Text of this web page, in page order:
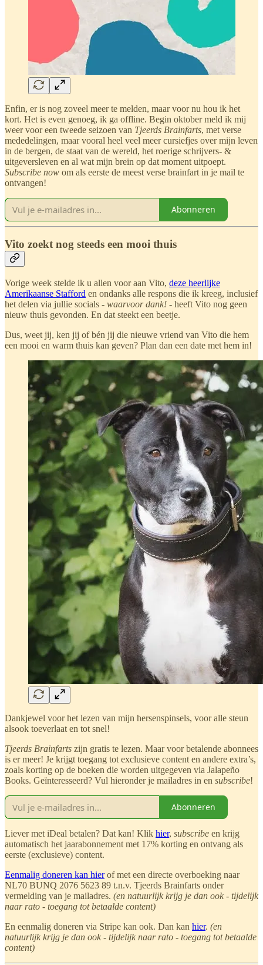
Enfin, er is nog zoveel meer te melden, maar voor nu hou ik het
kort. Het is even genoeg, ik ga offline. Begin oktober meld ik mij
weer voor een tweede seizoen van Tjeerds Brainfarts, met verse
mededelingen, maar vooral heel veel meer cursiefjes over mijn leven
in de bergen, de staat van de wereld, het roerige schrijvers- &
uitgeversleven en al wat mijn brein op dat moment uitpoept.
Subscribe now om als eerste de meest verse brainfart in je mail te
ontvangen!
Abonneren
Vito zoekt nog steeds een mooi thuis
Vorige week stelde ik u allen voor aan Vito, deze heerlijke
Amerikaanse Stafford en ondanks alle respons die ik kreeg, inclusief
het delen via jullie socials - waarvoor dank! - heeft Vito nog geen
nieuw thuis gevonden. En dat steekt een beetje.
Dus, weet jij, ken jij of bén jij die nieuwe vriend van Vito die hem
een mooi en warm thuis kan geven? Plan dan een date met hem in!
Dankjewel voor het lezen van mijn hersenspinsels, voor alle steun
alsook toeverlaat en tot snel!
Tjeerds Brainfarts zijn gratis te lezen. Maar voor betalende abonnees
is er meer! Je krijgt toegang tot exclusieve content en andere extra’s,
zoals korting op de boeken die worden uitgegeven via Jalapeño
Books. Geïnteresseerd? Vul hieronder je mailadres in en subscribe!
Abonneren
Liever met iDeal betalen? Dat kan! Klik hier, subscribe en krijg
automatisch het jaarabonnement met 17% korting en ontvang als
eerste (exclusieve) content.
Eenmalig doneren kan hierof met een directe overboeking naar
NL70 BUNQ 2076 5623 89 t.n.v. Tjeerds Brainfarts onder
vermelding van je mailadres. (en natuurlijk krijg je dan ook - tijdelijk
naar rato - toegang tot betaalde content)
En eenmalig doneren via Stripe kan ook. Dan kan hier. (en
natuurlijk krijg je dan ook - tijdelijk naar rato - toegang tot betaalde
content)